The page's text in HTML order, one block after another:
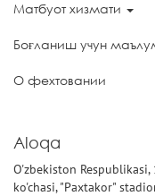
Матбуот хизмати
Боғланиш учун
О фехтовании
Aloqa
O'zbekiston
ko'chasi, "Paxtakor"